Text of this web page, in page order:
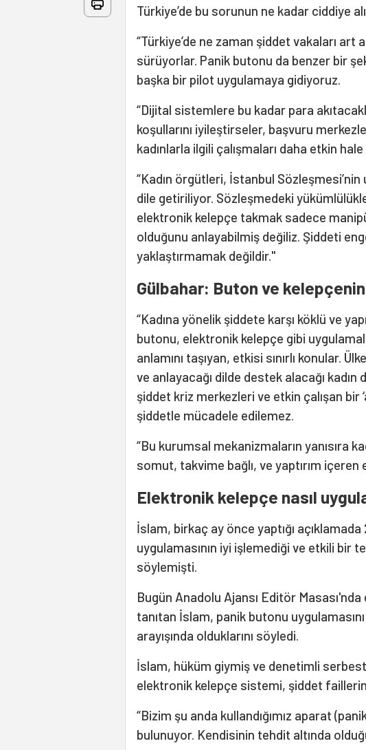
Türkiye’de bu sorunun ne kadar ciddiye
“Türkiye’de ne zaman şiddet vakaları
sürüyorlar. Panik butonu da benzer bir
başka bir pilot uygulamaya gidiyoruz.
“Dijital sistemlere bu kadar para
koşullarını iyileştirseler, başvuru
kadınlarla ilgili çalışmaları daha etkin
“Kadın örgütleri, İstanbul
dile getiriliyor. Sözleşmedeki
elektronik kelepçe takmak sadece
olduğunu anlayabilmiş değiliz. Şiddeti
yaklaştırmamak değildir."
Gülbahar: Buton ve kelepçenin
“Kadına yönelik şiddete karşı köklü ve
butonu, elektronik kelepçe gibi
anlamını taşıyan, etkisi sınırlı konular.
ve anlayacağı dilde destek alacağı kadın
şiddet kriz merkezleri ve etkin çalışan bir
şiddetle mücadele edilemez.
“Bu kurumsal mekanizmaların yanısıra
somut, takvime bağlı, ve yaptırım
Elektronik kelepçe nasıl
İslam, birkaç ay önce yaptığı açıklamada
uygulamasının iyi işlemediği ve etkili bir
söylemişti.
Bugün Anadolu Ajansı Editör
tanıtan İslam, panik butonu
arayışında olduklarını söyledi.
İslam, hüküm giymiş ve denetimli
elektronik kelepçe sistemi, şiddet
“Bizim şu anda kullandığımız aparat
bulunuyor. Kendisinin tehdit altında